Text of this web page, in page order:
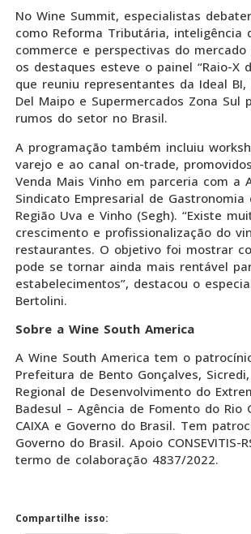
No Wine Summit, especialistas
como Reforma Tributária, inteligência
commerce e perspectivas do mercado
os destaques esteve o painel “Raio-X
que reuniu representantes da Ideal BI,
Del Maipo e Supermercados Zona Sul
rumos do setor no Brasil.
A programação também incluiu
varejo e ao canal on-trade,
Venda Mais Vinho em parceria com a
Sindicato Empresarial de Gastronomia
Região Uva e Vinho (Segh). “Existe
crescimento e profissionalização do
restaurantes. O objetivo foi mostrar
pode se tornar ainda mais rentável
estabelecimentos”, destacou o
Bertolini.
Sobre a Wine South America
A Wine South America tem o
Prefeitura de Bento Gonçalves,
Regional de Desenvolvimento do
Badesul – Agência de Fomento do Rio
CAIXA e Governo do Brasil. Tem
Governo do Brasil. Apoio CONSEVITIS-
termo de colaboração 4837/2022.
Compartilhe isso: